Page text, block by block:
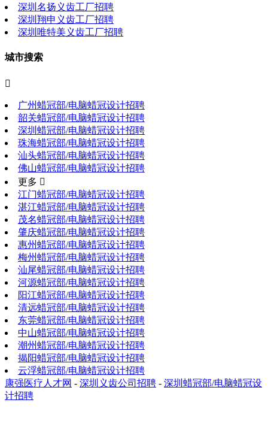
深圳名扬义齿工厂招聘
深圳翔申义齿工厂招聘
深圳唯特美义齿工厂招聘
城市搜索

广州蜡冠部/电脑蜡冠设计招聘
韶关蜡冠部/电脑蜡冠设计招聘
深圳蜡冠部/电脑蜡冠设计招聘
珠海蜡冠部/电脑蜡冠设计招聘
汕头蜡冠部/电脑蜡冠设计招聘
佛山蜡冠部/电脑蜡冠设计招聘
更多 
江门蜡冠部/电脑蜡冠设计招聘
湛江蜡冠部/电脑蜡冠设计招聘
茂名蜡冠部/电脑蜡冠设计招聘
肇庆蜡冠部/电脑蜡冠设计招聘
惠州蜡冠部/电脑蜡冠设计招聘
梅州蜡冠部/电脑蜡冠设计招聘
汕尾蜡冠部/电脑蜡冠设计招聘
河源蜡冠部/电脑蜡冠设计招聘
阳江蜡冠部/电脑蜡冠设计招聘
清远蜡冠部/电脑蜡冠设计招聘
东莞蜡冠部/电脑蜡冠设计招聘
中山蜡冠部/电脑蜡冠设计招聘
潮州蜡冠部/电脑蜡冠设计招聘
揭阳蜡冠部/电脑蜡冠设计招聘
云浮蜡冠部/电脑蜡冠设计招聘
康强医疗人才网 - 深圳义齿公司招聘 - 深圳蜡冠部/电脑蜡冠设
计招聘